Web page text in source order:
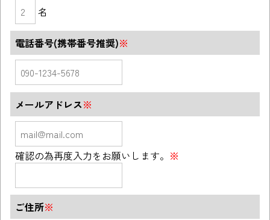
名
電話番号(携帯番号推奨)※
メールアドレス※
確認の為再度入力をお願いします。 ※
ご住所※